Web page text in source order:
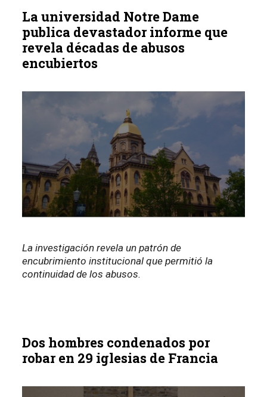
La universidad Notre Dame
publica devastador informe que
revela décadas de abusos
encubiertos
La investigación revela un patrón de
encubrimiento institucional que permitió la
continuidad de los abusos.
Dos hombres condenados por
robar en 29 iglesias de Francia